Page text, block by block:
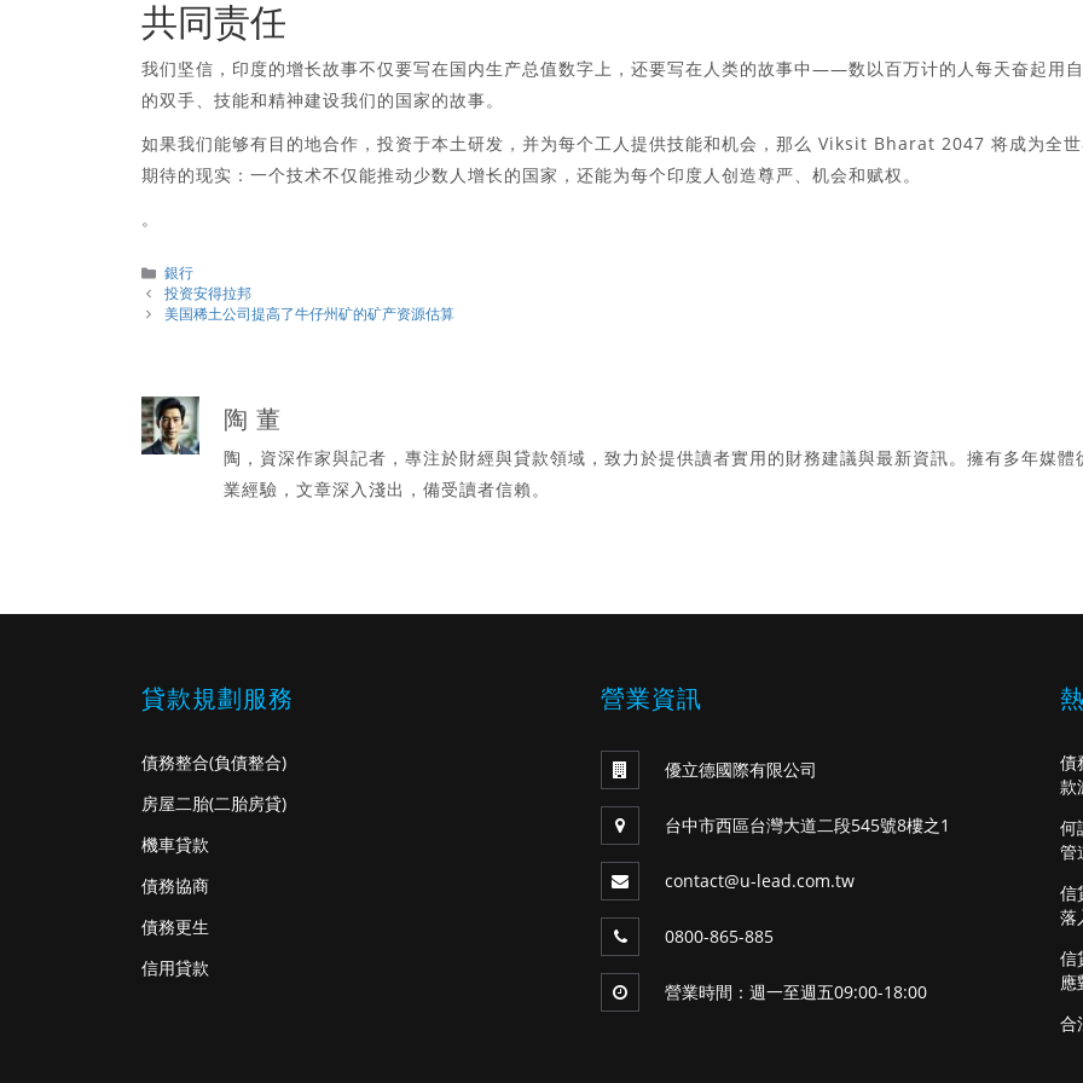
共同责任
我们坚信，印度的增长故事不仅要写在国内生产总值数字上，还要写在人类的故事中——数以百万计的人每天奋起用
的双手、技能和精神建设我们的国家的故事。
如果我们能够有目的地合作，投资于本土研发，并为每个工人提供技能和机会，那么 Viksit Bharat 2047 将成为全世
期待的现实：一个技术不仅能推动少数人增长的国家，还能为每个印度人创造尊严、机会和赋权。
。
分
類
銀行
投资安得拉邦
美国稀土公司提高了牛仔州矿的矿产资源估算
陶 董
陶，資深作家與記者，專注於財經與貸款領域，致力於提供讀者實用的財務建議與最新資訊。擁有多年媒體
業經驗，文章深入淺出，備受讀者信賴。
貸款規劃服務
債務整合(負債整合)
房屋二胎(二胎房貸)
機車貸款
債務協商
債務更生
信用貸款
營業資訊
優立德國際有限公司
台中市西區台灣大道二段545號8樓之1
contact@u-lead.com.tw
0800-865-885
營業時間：週一至週五09:00-18:00
債
款
何
管
信
落
信
應
合